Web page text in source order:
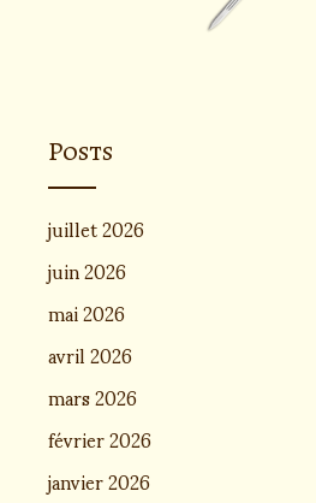
Posts
juillet 2026
juin 2026
mai 2026
avril 2026
mars 2026
février 2026
janvier 2026